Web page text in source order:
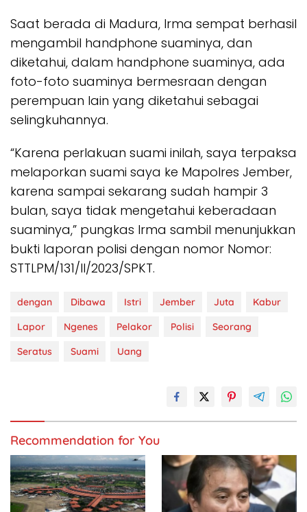
Saat berada di Madura, Irma sempat berhasil
mengambil handphone suaminya, dan
diketahui, dalam handphone suaminya, ada
foto-foto suaminya bermesraan dengan
perempuan lain yang diketahui sebagai
selingkuhannya.
“Karena perlakuan suami inilah, saya terpaksa
melaporkan suami saya ke Mapolres Jember,
karena sampai sekarang sudah hampir 3
bulan, saya tidak mengetahui keberadaan
suaminya,” pungkas Irma sambil menunjukkan
bukti laporan polisi dengan nomor Nomor:
STTLPM/131/II/2023/SPKT.
dengan Dibawa Istri Jember Juta
Kabur
Lapor
Ngenes Pelakor Polisi
Seorang
Seratus
Suami Uang
Recommendation for You